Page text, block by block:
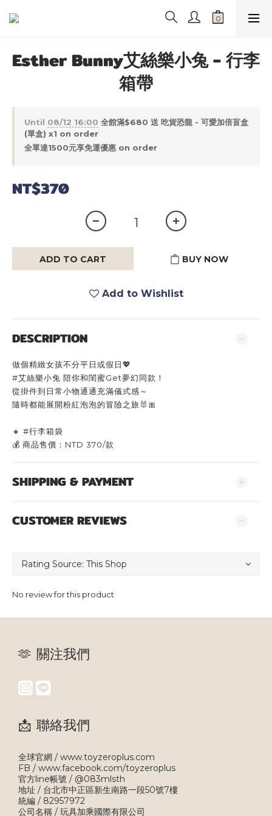
Esther Bunny艾絲樂小兔 - 行李
箱帶
Until 08/12 16:00 全館滿$680 送 吃貨恐龍 - 可愛加倍盲盒
(單盒) x1 on order
全單達1500元享免運優惠 on order
NT$370
ADD TO CART BUY NOW
Add to Wishlist
DESCRIPTION
做個精緻女孩不分平日或假日💖
#艾絲樂小兔 陪你和閨蜜Get夢幻同款！
從掛件到日常小物通通充滿儀式感～
隨時都能展開粉紅泡泡的冒險之旅🐰🎀
🔸 #行李箱袋
💰 商品售價：NTD 370/款
SHIPPING & PAYMENT
CUSTOMER REVIEWS
No review for this product
🫶 關注我們
📩 聯絡我們
全球官網 / www.toyzeroplus.com
FB / www.facebook.com/toyzeroplus
官方line帳號 / @083mlsth
地址 / 台北市中正區新生南路一段50號7樓
統編 / 82957972
公司名稱 / 玩具加乘國際有限公司